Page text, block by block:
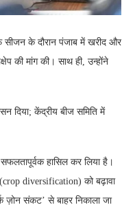
सीजन के दौरान पंजाब में खरीद और
की मांग की। साथ ही, उन्होंने
दिया; केंद्रीय बीज समिति में
हासिल कर लिया है।
diversification) को बढ़ावा
ज़ोन संकट’ से बाहर निकाला जा